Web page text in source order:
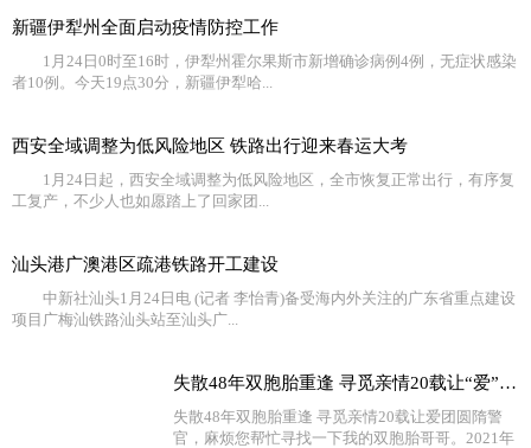
新疆伊犁州全面启动疫情防控工作
1月24日0时至16时，伊犁州霍尔果斯市新增确诊病例4例，无症状感染
者10例。今天19点30分，新疆伊犁哈...
西安全域调整为低风险地区 铁路出行迎来春运大考
1月24日起，西安全域调整为低风险地区，全市恢复正常出行，有序复
工复产，不少人也如愿踏上了回家团...
汕头港广澳港区疏港铁路开工建设
中新社汕头1月24日电 (记者 李怡青)备受海内外关注的广东省重点建设
项目广梅汕铁路汕头站至汕头广...
失散48年双胞胎重逢 寻觅亲情20载让“爱”团圆
失散48年双胞胎重逢 寻觅亲情20载让爱团圆隋警
官，麻烦您帮忙寻找一下我的双胞胎哥哥。2021年